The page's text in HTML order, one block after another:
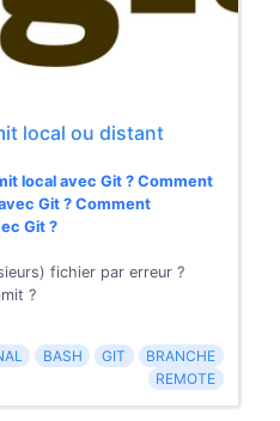
local ou distant
local avec Git ? Comment
Git ? Comment
Git ?
fichier par erreur ?
?
BASH GIT
BRANCHE
REMOTE